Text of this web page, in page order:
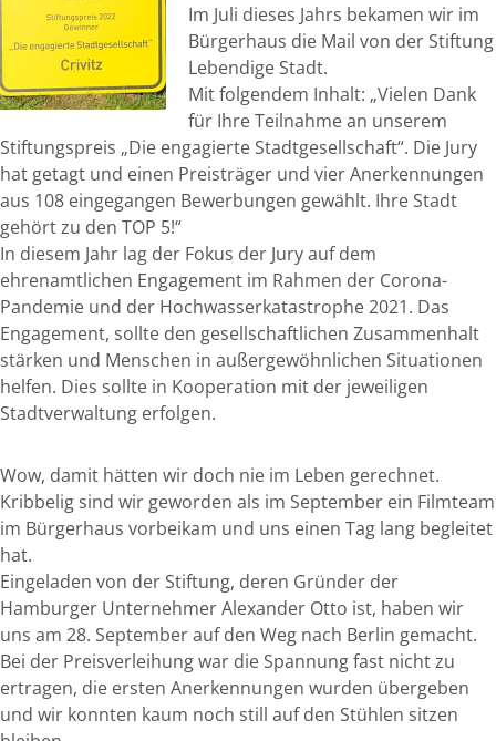
Im Juli dieses Jahrs bekamen wir im
Bürgerhaus die Mail von der Stiftung
Lebendige Stadt.
Mit folgendem Inhalt: „Vielen Dank
für Ihre Teilnahme an unserem
Stiftungspreis „Die engagierte Stadtgesellschaft“. Die Jury
hat getagt und einen Preisträger und vier Anerkennungen
aus 108 eingegangen Bewerbungen gewählt. Ihre Stadt
gehört zu den TOP 5!“
In diesem Jahr lag der Fokus der Jury auf dem
ehrenamtlichen Engagement im Rahmen der Corona-
Pandemie und der Hochwasserkatastrophe 2021. Das
Engagement, sollte den gesellschaftlichen Zusammenhalt
stärken und Menschen in außergewöhnlichen Situationen
helfen. Dies sollte in Kooperation mit der jeweiligen
Stadtverwaltung erfolgen.
Wow, damit hätten wir doch nie im Leben gerechnet.
Kribbelig sind wir geworden als im September ein Filmteam
im Bürgerhaus vorbeikam und uns einen Tag lang begleitet
hat.
Eingeladen von der Stiftung, deren Gründer der
Hamburger Unternehmer Alexander Otto ist, haben wir
uns am 28. September auf den Weg nach Berlin gemacht.
Bei der Preisverleihung war die Spannung fast nicht zu
ertragen, die ersten Anerkennungen wurden übergeben
und wir konnten kaum noch still auf den Stühlen sitzen